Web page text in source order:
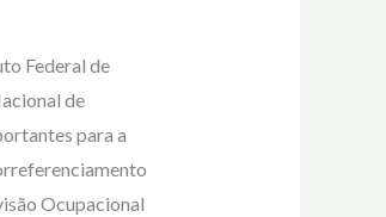
Federal de
de
para a
Ocupacional